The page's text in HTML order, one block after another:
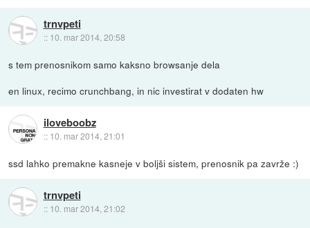
trnvpeti
:: 10. mar 2014, 20:58
s tem prenosnikom samo kaksno browsanje dela
en linux, recimo crunchbang, in nic investirat v dodaten hw
iloveboobz
:: 10. mar 2014, 21:01
ssd lahko premakne kasneje v boljši sistem, prenosnik pa zavrže :)
trnvpeti
:: 10. mar 2014, 21:02